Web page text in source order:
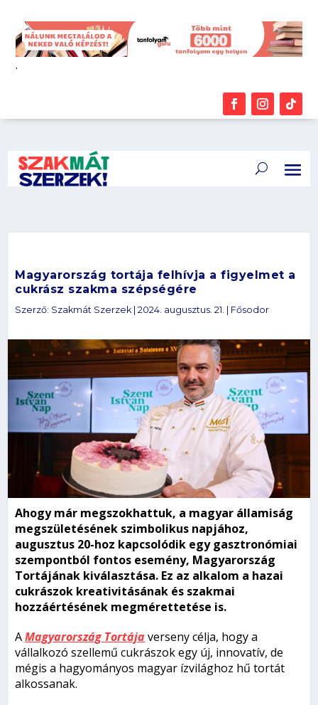
.
Magyarország tortája felhívja a figyelmet a
cukrász szakma szépségére
Szerző: Szakmát Szerzek|2024. augusztus. 21. Fősodor
Ahogy már megszokhattuk, a magyar államiság
megszületésének szimbolikus napjához,
augusztus 20-hoz kapcsolódik egy gasztronómiai
szempontból fontos esemény, Magyarország
Tortájának kiválasztása. Ez az alkalom a hazai
cukrászok kreativitásának és szakmai
hozzáértésének megmérettetése is.
AMagyarország Tortájaverseny célja, hogy a
vállalkozó szellemű cukrászok egy új, innovatív, de
mégis a hagyományos magyar ízvilághoz hű tortát
alkossanak.